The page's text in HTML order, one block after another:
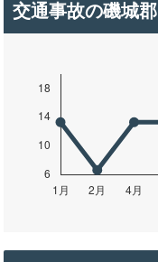
交通事故の磯城